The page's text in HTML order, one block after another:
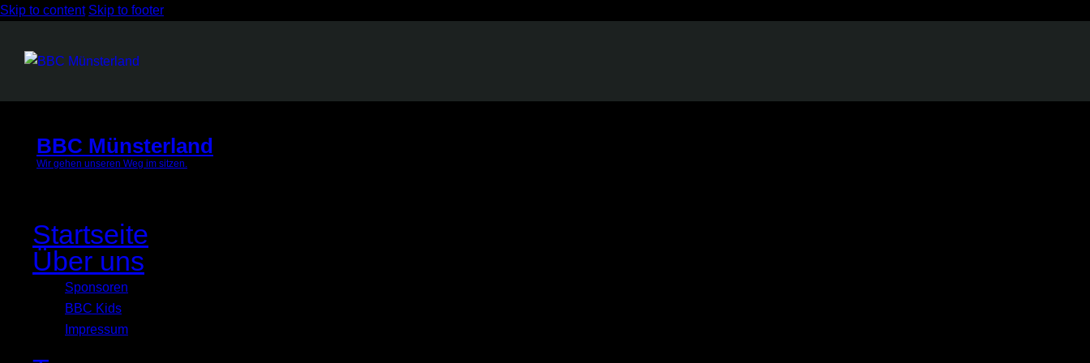
Skip to content Skip to footer
BBC Münsterland
Wir gehen unseren Weg im sitzen.
Startseite
Über uns
Sponsoren
BBC Kids
Impressum